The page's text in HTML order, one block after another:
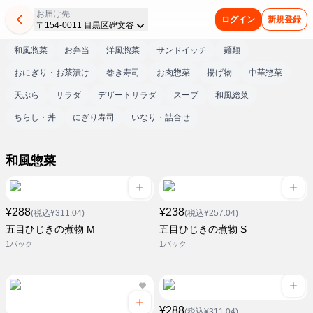
お届け先
〒154-0011 目黒区碑文谷
ログイン 新規登録
和風惣菜 お弁当 洋風惣菜 サンドイッチ 麺類
おにぎり・お茶漬け 巻き寿司 お肉惣菜 揚げ物 中華惣菜
天ぷら サラダ デザートサラダ スープ 和風総菜
ちらし・丼 にぎり寿司 いなり・詰合せ
和風惣菜
¥288(税込¥311.04)
五目ひじきの煮物 M
1パック
¥238(税込¥257.04)
五目ひじきの煮物 S
1パック
¥288